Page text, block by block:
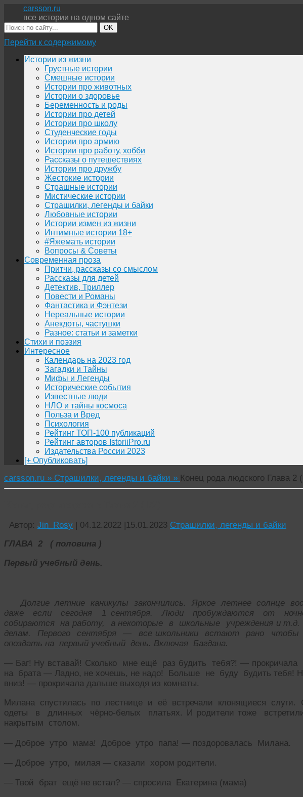
carsson.ru
все истории на одном сайте
OK
Перейти к содержимому
Истории из жизни
Грустные истории
Смешные истории
Истории про животных
Истории о здоровье
Беременность и роды
Истории про детей
Истории про школу
Студенческие годы
Истории про армию
Истории про работу, хобби
Рассказы о путешествиях
Истории про дружбу
Жестокие истории
Страшные истории
Мистические истории
Страшилки, легенды и байки
Любовные истории
Истории измен из жизни
Интимные истории 18+
#Яжемать истории
Вопросы & Советы
Современная проза
Притчи, рассказы со смыслом
Рассказы для детей
Детектив, Триллер
Повести и Романы
Фантастика и Фэнтези
Нереальные истории
Анекдоты, частушки
Разное: статьи и заметки
Стихи и поэзия
Интересное
Календарь на 2023 год
Загадки и Тайны
Мифы и Легенды
Исторические события
Известные люди
НЛО и тайны космоса
Польза и Вред
Психология
Рейтинг ТОП-100 публикаций
Рейтинг авторов IstoriiPro.ru
Издательства России 2023
[+ Опубликовать]
carsson.ru » Страшилки, легенды и байки » Конец рода людского Глава 2
Автор: Jin_Rosy | 04.12.2022 |15.01.2023 Страшилки, легенды и байки
ГЛАВА 2 ( половина )
Первый учебный день.
Долгие летние каникулы закончились. Яркое летнее солнце
даже если сегодня 1 сентября. Люди пробуждаются от
собираются на работу, а некоторые в школьные учреждения и
делам. Первого сентября — все школьники встают рано чтобы
опоздать на первый учебный день. Включая Багдана.
— Баг! Ну вставай! Сколько мне ещё раз будить тебя?! —
на брата — Ладно, не хочешь, не надо! Больше не буду будить тебя!
вниз! — прокричала дальше выходя из комнаты.
Милана спустилась по лестнице и её встречали клонящиеся слуги.
одеты в длинных чёрно-белых платьях. И родители тоже
накрытым столом.
— Доброе утро мама! Доброе утро папа! — поздоровалась Милана.
— Доброе утро, милая — сказали хором родители.
— Твой брат ещё не встал? — спросила Екатерина (мама)